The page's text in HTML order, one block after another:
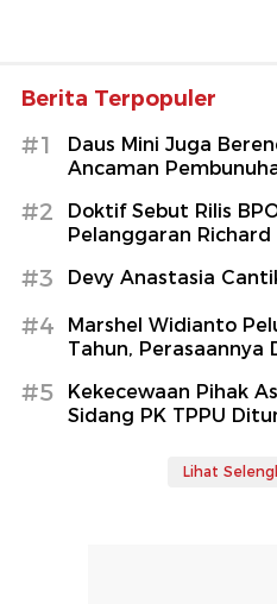
Berita Terpopuler
#1
Daus Mini Juga
Ancaman
#2
Doktif Sebut Rilis
Pelanggaran Richard
#3 Devy Anastasia
#4
Marshel Widianto
Tahun, Perasaannya
#5
Kekecewaan Pihak
Sidang PK TPPU
Lihat